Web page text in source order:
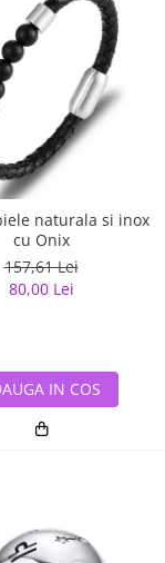
naturala si inox
cu Onix
157,61 Lei
80,00 Lei
IN COS